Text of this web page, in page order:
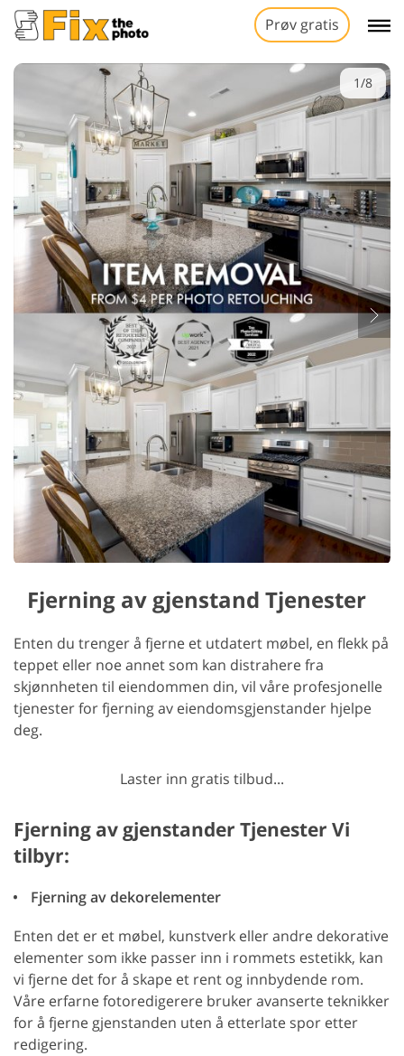
Prøv gratis
1/8
Fjerning av gjenstand Tjenester
Enten du trenger å fjerne et utdatert møbel, en flekk på
teppet eller noe annet som kan distrahere fra
skjønnheten til eiendommen din, vil våre profesjonelle
tjenester for fjerning av eiendomsgjenstander hjelpe
deg.
Laster inn gratis tilbud...
Fjerning av gjenstander Tjenester Vi
tilbyr:
Fjerning av dekorelementer
Enten det er et møbel, kunstverk eller andre dekorative
elementer som ikke passer inn i rommets estetikk, kan
vi fjerne det for å skape et rent og innbydende rom.
Våre erfarne fotoredigerere bruker avanserte teknikker
for å fjerne gjenstanden uten å etterlate spor etter
redigering.